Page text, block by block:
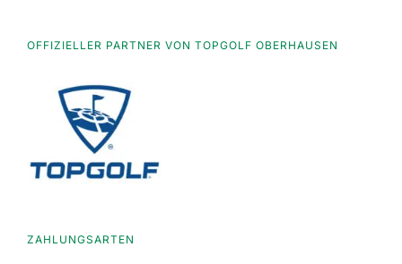
OFFIZIELLER PARTNER VON TOPGOLF OBERHAUSEN
ZAHLUNGSARTEN